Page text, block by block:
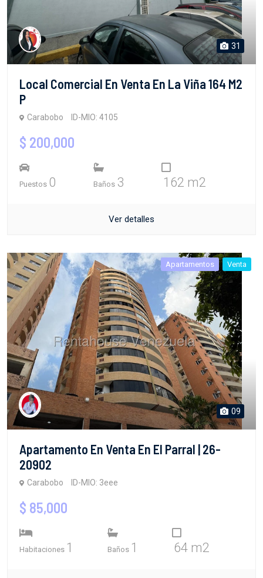
31
Local Comercial En Venta En La Viña 164 M2
P
Carabobo ID-MIO: 4105
$ 200,000
Puestos 0 Baños 3 162 m2
Ver detalles
Apartamentos Venta
09
Apartamento En Venta En El Parral | 26-
20902
Carabobo ID-MIO: 3eee
$ 85,000
Habitaciones 1 Baños 1 64 m2